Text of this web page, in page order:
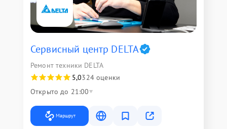
Сервисный центр DELTA
Ремонт техники DELTA
5,0324 оценки
Открыто до 21:00
Маршрут